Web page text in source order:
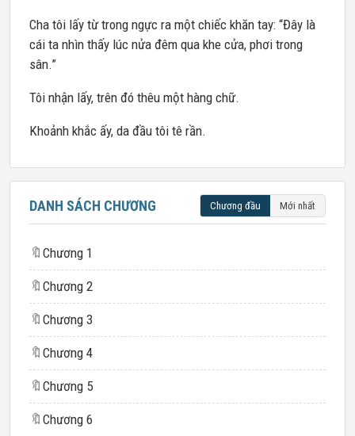
Cha tôi lấy từ trong ngực ra một chiếc khăn tay: “Đây là
cái ta nhìn thấy lúc nửa đêm qua khe cửa, phơi trong
sân.”
Tôi nhận lấy, trên đó thêu một hàng chữ.
Khoảnh khắc ấy, da đầu tôi tê rần.
DANH SÁCH CHƯƠNG Chương đầu Mới nhất
🔖 Chương 1
🔖 Chương 2
🔖 Chương 3
🔖 Chương 4
🔖 Chương 5
🔖 Chương 6